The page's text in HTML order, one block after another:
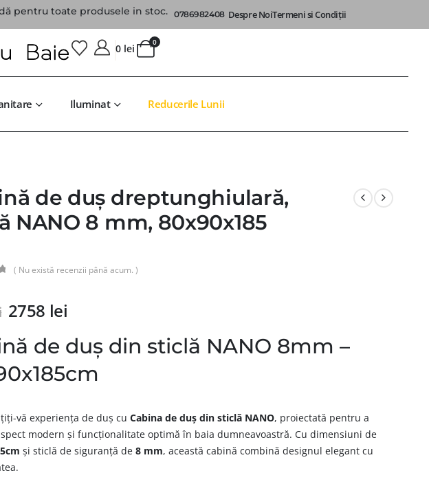
pentru toate produsele in stoc. 0786982408 Despre NoiTermeni si Condiții
0
0 lei
Iluminat Reducerile Lunii
de duș dreptunghiulară,
NANO 8 mm, 80x90x185
( Nu există recenzii până acum. )
2758 lei
de duș din sticlă NANO 8mm –
vă experiența de duș cuCabina de duș din sticlă NANO, proiectată pentru a
modern și funcționalitate optimă în baia dumneavoastră. Cu dimensiuni de
și sticlă de siguranță de8 mm, această cabină combină designul elegant cu